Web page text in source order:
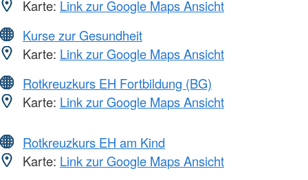
Karte: Link zur Google Maps Ansicht
Kurse zur Gesundheit
Karte: Link zur Google Maps Ansicht
Rotkreuzkurs EH Fortbildung (BG)
Karte: Link zur Google Maps Ansicht
Rotkreuzkurs EH am Kind
Karte: Link zur Google Maps Ansicht